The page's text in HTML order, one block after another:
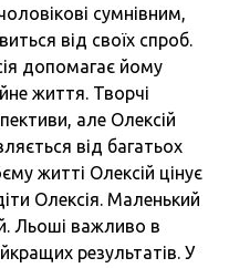
сумнівним,
від своїх спроб.
допомагає йому
життя. Творчі
але Олексій
від багатьох
житті Олексій цінує
Олексія. Маленький
Льоші важливо в
результатів. У